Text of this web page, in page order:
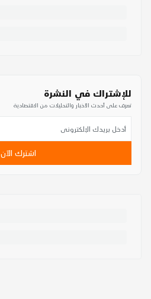
للإشتراك في النشرة
تعرف على أحدث الأخبار والتحليلات من الاقتصادية
اشترك الآن